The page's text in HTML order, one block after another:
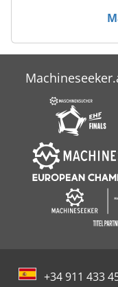
cualquier momento
+34 911 433